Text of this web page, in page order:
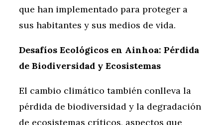
que han implementado para proteger a
sus habitantes y sus medios de vida.
Desafíos Ecológicos en Ainhoa: Pérdida
de Biodiversidad y Ecosistemas
El cambio climático también conlleva la
pérdida de biodiversidad y la degradación
de ecosistemas críticos, aspectos que